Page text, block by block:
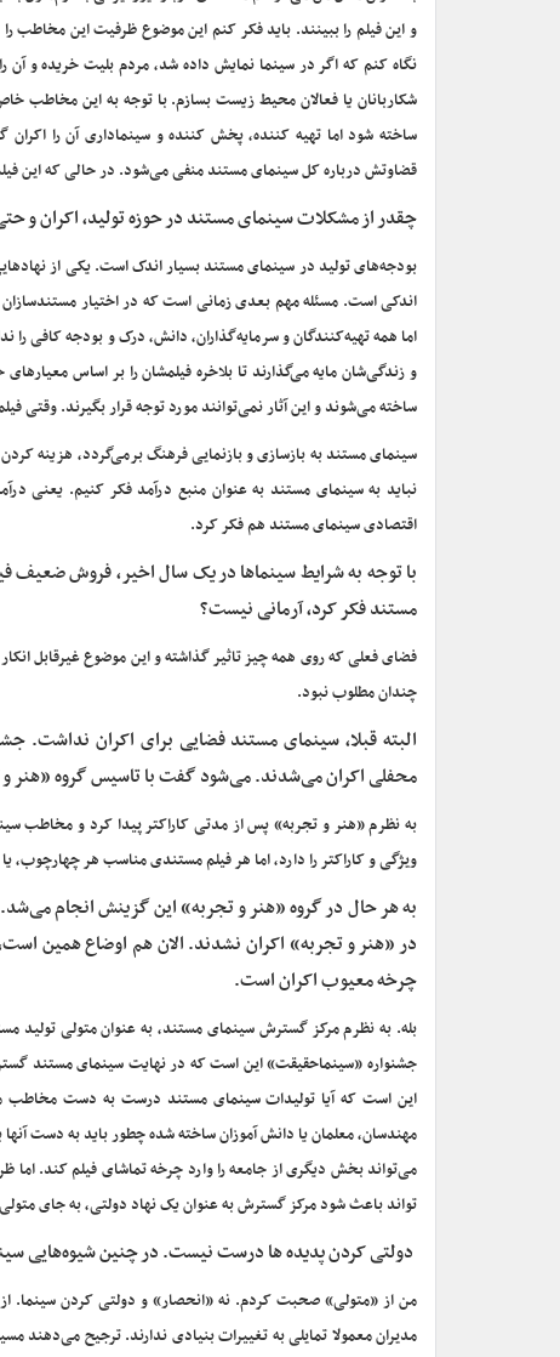
و این فیلم را ببینند. باید فکر کنم این موضوع ظرفیت این مخاطب
نگاه کنم که اگر در سینما نمایش داده شد، مردم بلیت خریده و آن
شکاربانان یا فعالان محیط زیست بسازم. با توجه به این مخاطب
ساخته شود اما تهیه کننده، پخش کننده و سینماداری آن را
قضاوتش درباره کل سینمای مستند منفی می‌شود. در حالی که این
چقدر از مشکلات سینمای مستند در حوزه تولید، اکران
بودجه‌های تولید در سینمای مستند بسیار اندک است. یکی از
اندکی است. مسئله مهم بعدی زمانی است که در اختیار
اما همه تهیه‌کنندگان و سرمایه‌گذاران، دانش، درک و بودجه کافی را
و زندگی‌شان مایه می‌گذارند تا بلاخره فیلمشان را بر اساس
ساخته می‌شوند و این آثار نمی‌توانند مورد توجه قرار بگیرند.
سینمای مستند به بازسازی و بازنمایی فرهنگ برمی‌گردد، هزینه
نباید به سینمای مستند به عنوان منبع درآمد فکر کنیم. یعنی
اقتصادی سینمای مستند هم فکر کرد.
با توجه به شرایط سینماها در یک سال اخیر، فروش
مستند فکر کرد، آرمانی نیست؟
فضای فعلی که روی همه چیز تاثیر گذاشته و این موضوع غیرقابل
چندان مطلوب نبود.
البته قبلا، سینمای مستند فضایی برای اکران
محفلی اکران می‌شدند. می‌شود گفت با تاسیس گروه «هنر و
به نظرم «هنر و تجربه» پس از مدتی کاراکتر پیدا کرد و مخاطب
ویژگی و کاراکتر را دارد، اما هر فیلم مستندی مناسب هر
در «هنر و تجربه» اکران نشدند. الان هم اوضاع همین
چرخه معیوب اکران است.
بله. به نظرم مرکز گسترش سینمای مستند، به عنوان متولی تولید
جشنواره «سینماحقیقت» این است که در نهایت سینمای مستند
این است که آیا تولیدات سینمای مستند درست به دست مخاطب
مهندسان، معلمان یا دانش آموزان ساخته شده چطور باید به دست
می‌تواند بخش دیگری از جامعه را وارد چرخه تماشای فیلم کند. اما
تواند باعث شود مرکز گسترش به عنوان یک نهاد دولتی، به جای
دولتی کردن پدیده ها درست نیست. در چنین شیوه‌هایی
مدیران معمولا تمایلی به تغییرات بنیادی ندارند. ترجیح می‌دهند